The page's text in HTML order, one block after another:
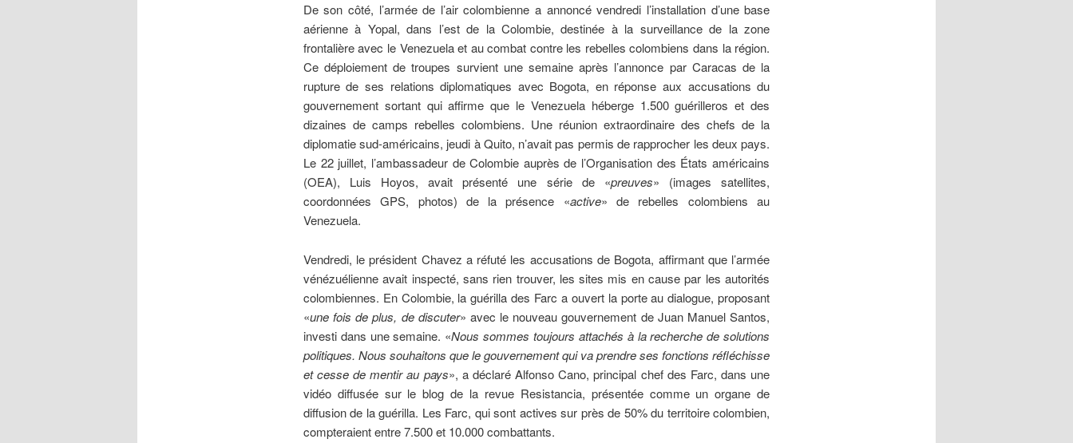
De son côté, l’armée de l’air colombienne a annoncé vendredi l’installation d’une base
aérienne à Yopal, dans l’est de la Colombie, destinée à la surveillance de la zone
frontalière avec le Venezuela et au combat contre les rebelles colombiens dans la région.
Ce déploiement de troupes survient une semaine après l’annonce par Caracas de la
rupture de ses relations diplomatiques avec Bogota, en réponse aux accusations du
gouvernement sortant qui affirme que le Venezuela héberge 1.500 guérilleros et des
dizaines de camps rebelles colombiens. Une réunion extraordinaire des chefs de la
diplomatie sud-américains, jeudi à Quito, n’avait pas permis de rapprocher les deux pays.
Le 22 juillet, l’ambassadeur de Colombie auprès de l’Organisation des États américains
(OEA), Luis Hoyos, avait présenté une série de «preuves» (images satellites,
coordonnées GPS, photos) de la présence «active» de rebelles colombiens au
Venezuela.
Vendredi, le président Chavez a réfuté les accusations de Bogota, affirmant que l’armée
vénézuélienne avait inspecté, sans rien trouver, les sites mis en cause par les autorités
colombiennes. En Colombie, la guérilla des Farc a ouvert la porte au dialogue, proposant
«une fois de plus, de discuter» avec le nouveau gouvernement de Juan Manuel Santos,
investi dans une semaine. «Nous sommes toujours attachés à la recherche de solutions
politiques. Nous souhaitons que le gouvernement qui va prendre ses fonctions réfléchisse
et cesse de mentir au pays», a déclaré Alfonso Cano, principal chef des Farc, dans une
vidéo diffusée sur le blog de la revue Resistancia, présentée comme un organe de
diffusion de la guérilla. Les Farc, qui sont actives sur près de 50% du territoire colombien,
compteraient entre 7.500 et 10.000 combattants.